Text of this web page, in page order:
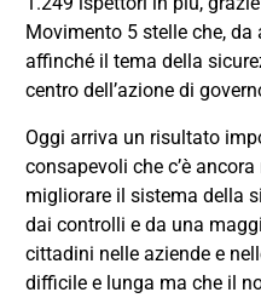
Movimento 5 stelle che,
affinché il tema della
centro dell’azione di
Oggi arriva un risultato
consapevoli che c’è
migliorare il sistema della
dai controlli e da una
cittadini nelle aziende e
difficile e lunga ma che il